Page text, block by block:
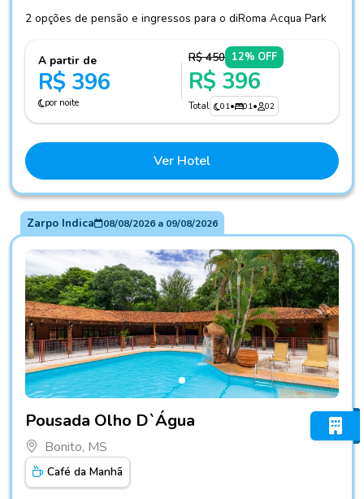
2 opções de pensão e ingressos para o diRoma Acqua Park
A partir de
R$ 396
por noite
R$ 450 12% OFF
R$ 396
Total 01• 01• 02
Ver Hotel
Zarpo Indica 08/08/2026a 09/08/2026
Fotos do hotel Pousada Olho D`Água
Pousada Olho D`Água
Bonito, MS
Café da Manhã